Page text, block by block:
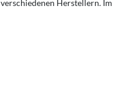
Herstellern. Im